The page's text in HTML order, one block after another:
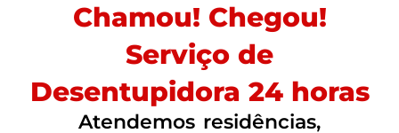
Chamou! Chegou!
Serviço de
Desentupidora 24 horas
Atendemos residências,